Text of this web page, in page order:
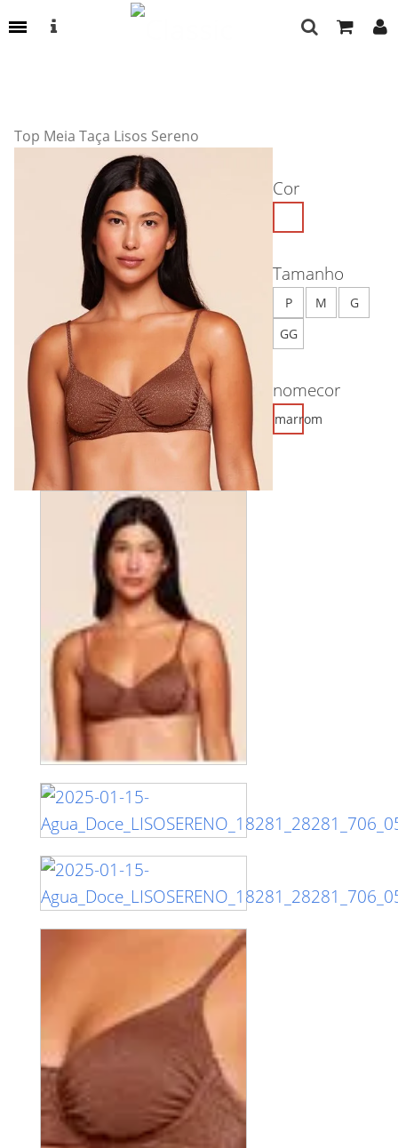
Top Meia Taça Lisos Sereno
Cor
Tamanho
P M
G
GG
nomecor
marrom